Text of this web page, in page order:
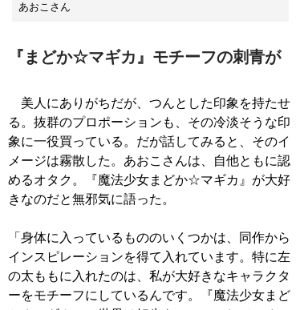
あおこさん
『まどか☆マギカ』モチーフの刺青が
美人にありがちだが、つんとした印象を持たせ
る。抜群のプロポーションも、その冷淡そうな印
象に一役買っている。だが話してみると、そのイ
メージは霧散した。あおこさんは、自他ともに認
めるオタク。『魔法少女まどか☆マギカ』が大好
きなのだと無邪気に語った。
「身体に入っているもののいくつかは、同作から
インスピレーションを得て入れています。特に左
の太ももに入れたのは、私が大好きなキャラクタ
ーをモチーフにしているんです。『魔法少女まど